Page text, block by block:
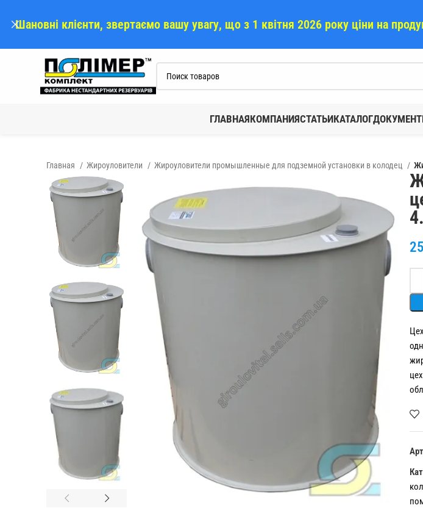
ГЛАВНАЯКОМПАНИЯСТАТЬИКАТАЛОГ
Главная Жироуловители Жироуловители промышленные для подземной установки в колодец
Шановні клієнти, звертаємо вашу увагу, що з 1 квітня 2026 року ціни на